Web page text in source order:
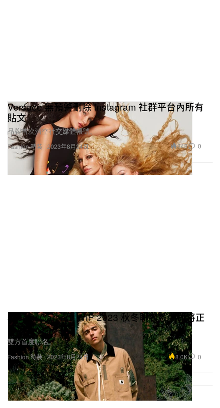
Fashion 時裝
Versace 無預警刪除 Instagram 社群平台內所有
貼文
品牌首次清空社交媒體帳號。
2023年8月24日 848 0
Fashion 時裝
sacai x Carhartt WIP 2023 秋冬聯名系列即將正
式發售
雙方首度聯名。
2023年8月24日 8.0K 0